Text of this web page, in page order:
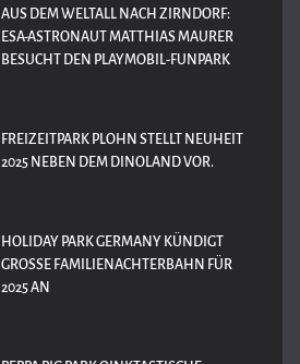
AUS DEM WELTALL NACH ZIRNDORF:
ESA-ASTRONAUT MATTHIAS MAURER
BESUCHT DEN PLAYMOBIL-FUNPARK
FREIZEITPARK PLOHN STELLT NEUHEIT
2025 NEBEN DEM DINOLAND VOR.
HOLIDAY PARK GERMANY KÜNDIGT
GROSSE FAMILIENACHTERBAHN FÜR 2
025 AN